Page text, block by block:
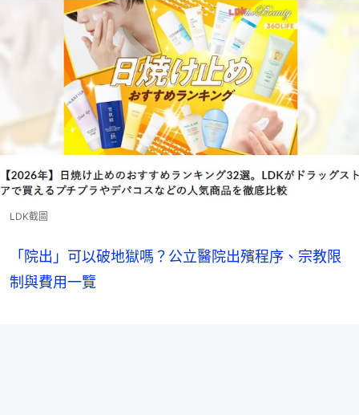
LDK截圖
「院出」可以破地獄嗎？公立醫院出殯程序、宗教限
制與費用一覽